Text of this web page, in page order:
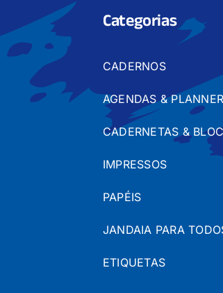
Categorias
CADERNOS
AGENDAS &
CADERNETAS &
IMPRESSOS
PAPÉIS
JANDAIA PARA
ETIQUETAS